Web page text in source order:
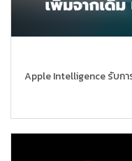
Apple Intelligence รับกา